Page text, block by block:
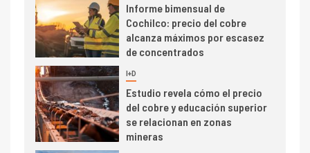
Informe bimensual de
Cochilco: precio del cobre
alcanza máximos por escasez
de concentrados
5 I+D
Estudio revela cómo el precio
del cobre y educación superior
se relacionan en zonas
mineras